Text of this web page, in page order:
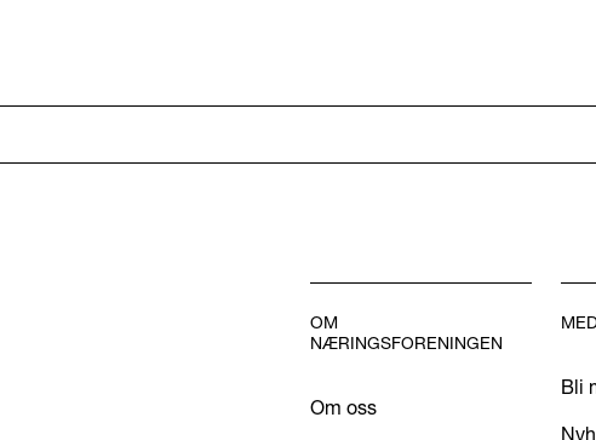
OM
NÆRINGSFORENINGEN
Om oss
Bli